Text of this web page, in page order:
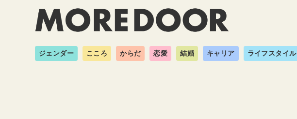
ジェンダー こころ からだ 恋愛 結婚 キャリア ライフスタイル